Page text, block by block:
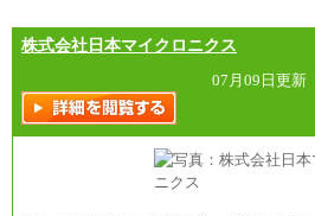
株式会社日本マイクロニクス
07月09日更新